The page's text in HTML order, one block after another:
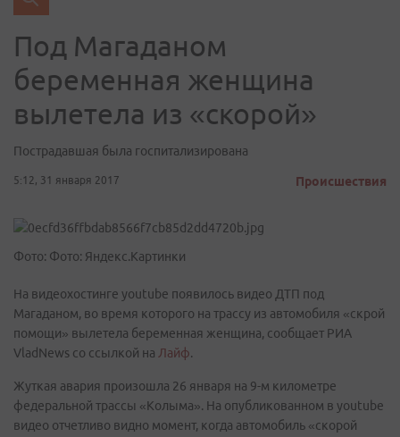
Под Магаданом
беременная женщина
вылетела из «скорой»
Пострадавшая была госпитализирована
5:12, 31 января 2017 Происшествия
Фото: Фото: Яндекс.Картинки
На видеохостинге youtube появилось видео ДТП под
Магаданом, во время которого на трассу из автомобиля «скрой
помощи» вылетела беременная женщина, сообщает РИА
VladNews со ссылкой на Лайф.
Жуткая авария произошла 26 января на 9-м километре
федеральной трассы «Колыма». На опубликованном в youtube
видео отчетливо видно момент, когда автомобиль «скорой